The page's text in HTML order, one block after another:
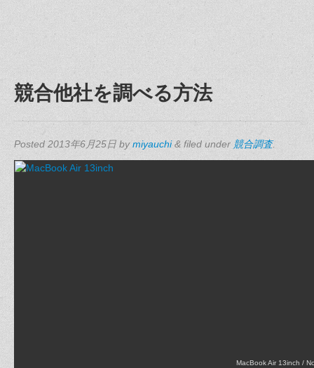
競合他社を調べる方法
Posted2013年6月25日 bymiyauchi & filed under 競合調査.
MacBook Air 13inch /